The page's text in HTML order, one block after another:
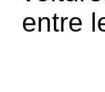
entre